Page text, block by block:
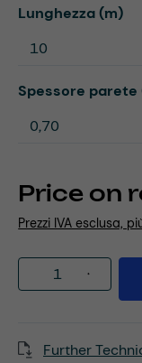
Price on
Prezzi IVA esclusa,
Select
Lunghezza (m)
Select
Spessore parete
Product
Further